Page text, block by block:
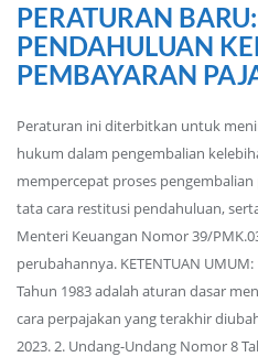
PERATURAN
PENDAHULUAN
PEMBAYARAN
Peraturan ini diterbitkan untuk
hukum dalam pengembalian
mempercepat proses
tata cara restitusi pendahuluan,
Menteri Keuangan Nomor 39/
perubahannya. KETENTUAN
Tahun 1983 adalah aturan dasar
cara perpajakan yang terakhir
2023. 2. Undang-Undang Nomor 8